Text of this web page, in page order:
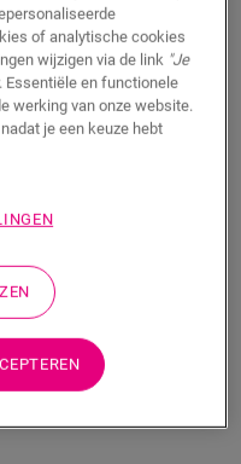
voor
TRAPPEN
of analytische cookies
wijzigen via de link "Je
Essentiële en functionele
werking van onze website.
je een keuze hebt